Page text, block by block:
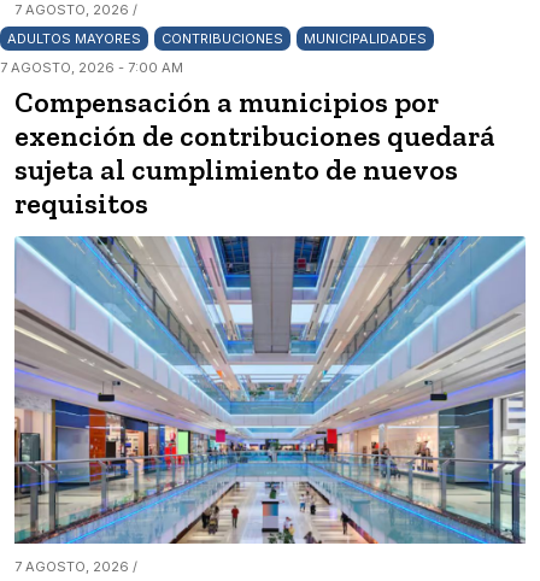
7 AGOSTO, 2026 /
ADULTOS MAYORES
CONTRIBUCIONES
MUNICIPALIDADES
7 AGOSTO, 2026 - 7:00 AM
Compensación a municipios por
exención de contribuciones quedará
sujeta al cumplimiento de nuevos
requisitos
7 AGOSTO, 2026 /